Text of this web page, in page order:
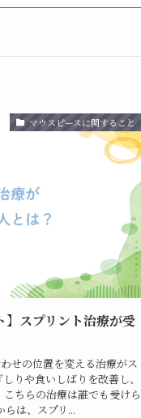
マウスピースに関すること
】スプリント治療が受
せの位置を変える治療がス
りや食いしばりを改善し、
ちらの治療は誰でも受けら
は、スプリ...